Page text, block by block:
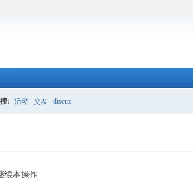
: 活动 交友 discuz
续本操作